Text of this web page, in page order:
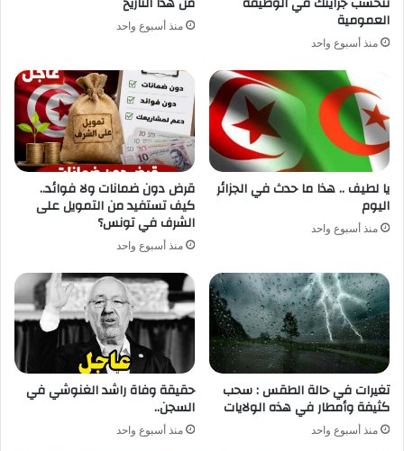
العمومية
منذ أسبوع واحد
منذ أسبوع واحد
يا لطيف .. هذا ما حدث في الجزائر
اليوم
منذ أسبوع واحد
قرض دون ضمانات ولا فوائد..
كيف تستفيد من التمويل على
الشرف في تونس؟
منذ أسبوع واحد
تغيرات في حالة الطقس : سحب
كثيفة وأمطار في هذه الولايات
منذ أسبوع واحد
حقيقة وفاة راشد الغنوشي في
السجن..
منذ أسبوع واحد